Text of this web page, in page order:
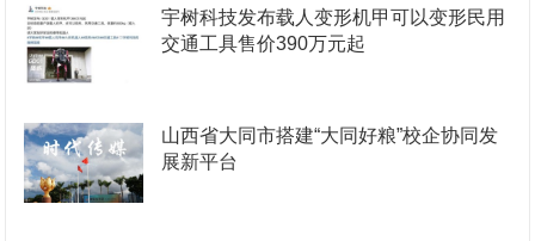
宇树科技发布载人变形机甲可以变形民用
交通工具售价390万元起
山西省大同市搭建“大同好粮”校企协同发
展新平台